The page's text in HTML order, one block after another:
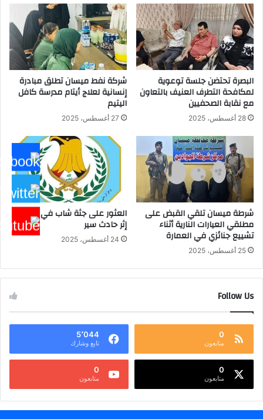
البصرة تحتضن جلسة توعوية
لمكافحة التطرف العنيف بالتعاون
مع نقابة الصحفيين
28 أغسطس، 2025
شركة نفط ميسان تطلق مبادرة
إنسانية لعلاج أيتام مدرسة كافل
اليتيم
27 أغسطس، 2025
شرطة ميسان تلقي القبض على
مطلقي العيارات النارية أثناء
تشييع جنائزي في العمارة
25 أغسطس، 2025
العثور على جثة شاب في ميسان
إثر حادث سير
24 أغسطس، 2025
Follow Us
0
متابعون
5٬044
تابع وشارك
0
متابعون
0
متابعون